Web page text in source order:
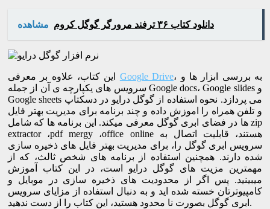
مشاهده دانلود کتاب ۳۶ ترفند مرورگر گوگل کروم
Google Drive، به بررسی ابزار ها و
سرویس های یکپارچه ی آن از جمله Google docs، Google slides و
Google sheets می پردازد. نحوه استفاده از گوگل درایو در دسکتاپ
و تلفن همراه را اموزش داده و چند برنامه برای مدیریت بهتر فایل
ها در فضای ابری گوگل معرفی میکند. این برنامه ها که شامل zip
extractor ،pdf mergy ،office online هستند، قابلیت اتصال به
سرویس ابری گوگل را، برای مدیریت بهتر فایل های ذخیره سازی
شده دارند. همچنین استفاده از برنامه های شخص ثالث، که از
مهمترین مزیت های گوگل درایو است، در این کتاب آموزش
میبینید. پس اگر از محدودیت های ذخیره سازی در موبایل و
کامپیوترتان خسته شده اید و به دنبال استفاده از مزایای سرویس
ابری گوگل بصورت نا محدود هستید، این کتاب را از دست ندهید.